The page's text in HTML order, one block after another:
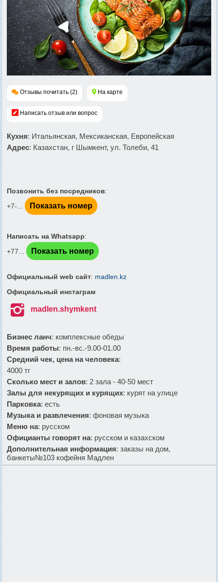
Отзывы почитать (2) На карте
Написать отзыв или вопрос
Кухня: Итальянская, Мексиканская, Европейская
Адрес: Казахстан, г Шымкент, ул. Толеби, 41
Позвонить без посредников:
+7-...
Показать номер
Написать на Whatsapp:
+77...
Показать номер
Официальный web сайт: madlen.kz
Официальный инстаграм
 madlen.shymkent
Бизнес ланч: комплексные обеды
Время работы: пн.-вс.-9.00-01.00
Средний чек, цена на человека:
4000 тг
Сколько мест и залов: 2 зала - 40-50 мест
Залы для некурящих и курящих: курят на улице
Парковка: есть
Музыка и развлечения: фоновая музыка
Меню на: русском
Официанты говорят на: русском и казахском
Дополнительная информация: заказы на дом,
банкеты№103 кофейня Мадлен